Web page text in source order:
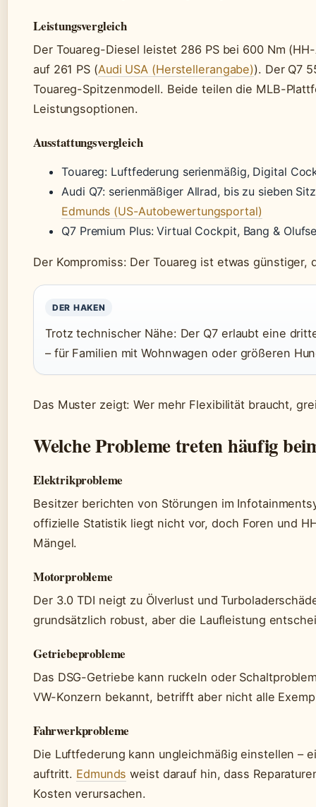
Leistungsvergleich
Der Touareg-Diesel leistet 286 PS bei 600 Nm
auf 261 PS (Audi USA (Herstellerangabe)). Der Q7
Touareg-Spitzenmodell. Beide teilen die MLB-
Leistungsoptionen.
Ausstattungsvergleich
Touareg: Luftfederung serienmäßig, Digital
Audi Q7: serienmäßiger Allrad, bis zu sieben
Edmunds (US-Autobewertungsportal)
Q7 Premium Plus: Virtual Cockpit, Bang &
Der Kompromiss: Der Touareg ist etwas günstiger,
DER HAKEN
Trotz technischer Nähe: Der Q7 erlaubt eine
– für Familien mit Wohnwagen oder größeren
Das Muster zeigt: Wer mehr Flexibilität braucht,
Welche Probleme treten häufig
Elektrikprobleme
Besitzer berichten von Störungen im
offizielle Statistik liegt nicht vor, doch Foren und
Mängel.
Motorprobleme
Der 3.0 TDI neigt zu Ölverlust und
grundsätzlich robust, aber die Laufleistung
Getriebeprobleme
Das DSG-Getriebe kann ruckeln oder
VW-Konzern bekannt, betrifft aber nicht alle
Fahrwerkprobleme
Die Luftfederung kann ungleichmäßig einstellen –
auftritt. Edmunds weist darauf hin, dass
Kosten verursachen.